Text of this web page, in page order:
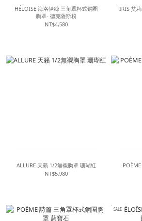
HÉLOÏSE 海洛伊絲 三角罩杯式鋼圈
胸罩- 德克薩斯粉
NT$4,580
IRIS 艾
ALLURE 天籟 1/2無襯胸罩 珊瑚紅
NT$5,980
SALE